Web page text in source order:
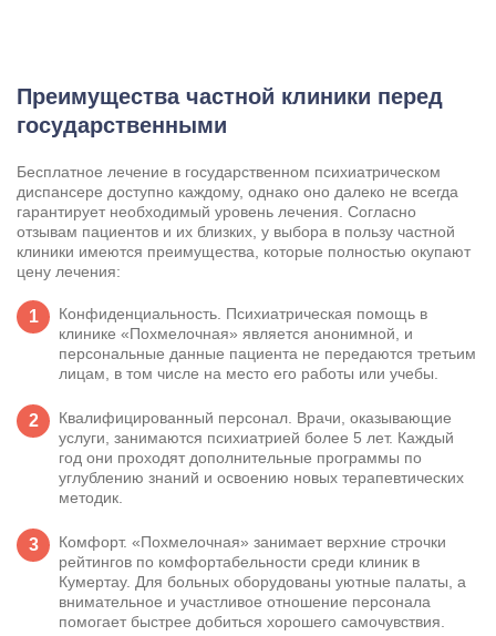
Преимущества частной клиники перед
государственными
Бесплатное лечение в государственном психиатрическом
диспансере доступно каждому, однако оно далеко не всегда
гарантирует необходимый уровень лечения. Согласно
отзывам пациентов и их близких, у выбора в пользу частной
клиники имеются преимущества, которые полностью окупают
цену лечения:
Конфиденциальность. Психиатрическая помощь в
клинике «Похмелочная» является анонимной, и
персональные данные пациента не передаются третьим
лицам, в том числе на место его работы или учебы.
Квалифицированный персонал. Врачи, оказывающие
услуги, занимаются психиатрией более 5 лет. Каждый
год они проходят дополнительные программы по
углублению знаний и освоению новых терапевтических
методик.
Комфорт. «Похмелочная» занимает верхние строчки
рейтингов по комфортабельности среди клиник в
Кумертау. Для больных оборудованы уютные палаты, а
внимательное и участливое отношение персонала
помогает быстрее добиться хорошего самочувствия.